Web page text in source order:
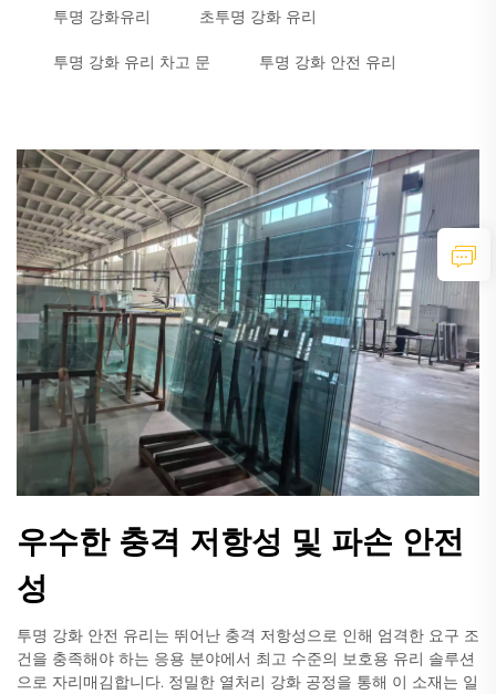
투명 강화유리 초투명 강화 유리
투명 강화 유리 차고 문 투명 강화 안전 유리
우수한 충격 저항성 및 파손 안전
성
투명 강화 안전 유리는 뛰어난 충격 저항성으로 인해 엄격한 요구 조
건을 충족해야 하는 응용 분야에서 최고 수준의 보호용 유리 솔루션
으로 자리매김합니다. 정밀한 열처리 강화 공정을 통해 이 소재는 일